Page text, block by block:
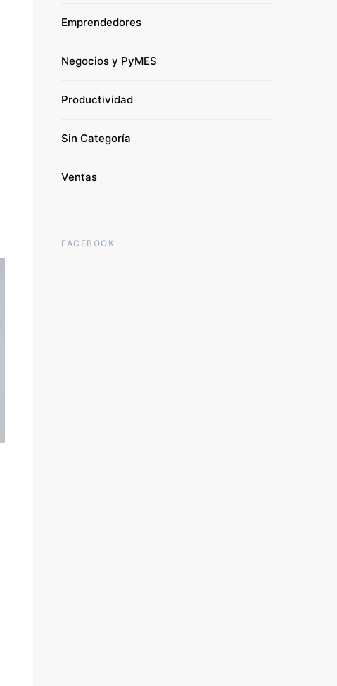
Emprendedores
Negocios y PyMES
Productividad
Sin Categoría
Ventas
FACEBOOK